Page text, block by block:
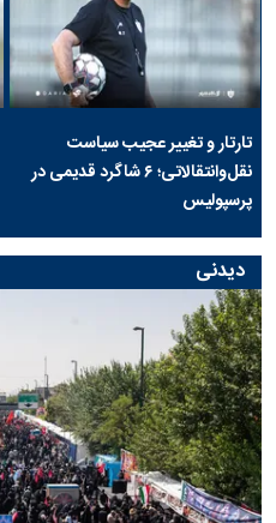
تارتار و تغییر عجیب سیاست
نقل‌وانتقالاتی؛ ۶ شاگرد قدیمی در
پرسپولیس
دیدنی